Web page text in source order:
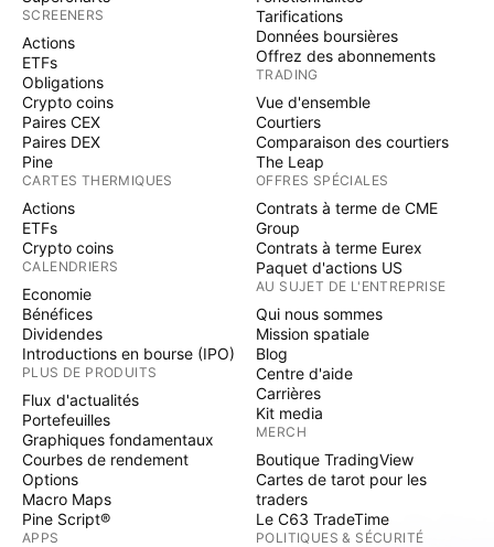
SCREENERS
Actions
ETFs
Obligations
Crypto coins
Paires CEX
Paires DEX
Pine
CARTES THERMIQUES
Actions
ETFs
Crypto coins
CALENDRIERS
Economie
Bénéfices
Dividendes
Introductions en bourse (IPO)
PLUS DE PRODUITS
Flux d'actualités
Portefeuilles
Graphiques fondamentaux
Courbes de rendement
Options
Macro Maps
Pine Script®
APPS
Tarifications
Données boursières
Offrez des abonnements
TRADING
Vue d'ensemble
Courtiers
Comparaison des courtiers
The Leap
OFFRES SPÉCIALES
Contrats à terme de CME
Group
Contrats à terme Eurex
Paquet d'actions US
AU SUJET DE L'ENTREPRISE
Qui nous sommes
Mission spatiale
Blog
Centre d'aide
Carrières
Kit media
MERCH
Boutique TradingView
Cartes de tarot pour les
traders
Le C63 TradeTime
POLITIQUES & SÉCURITÉ